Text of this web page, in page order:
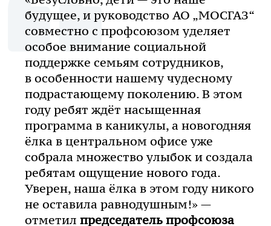
будущее, и руководство АО „МОСГАЗ“
совместно с профсоюзом уделяет
особое внимание социальной
поддержке семьям сотрудников,
в особенности нашему чудесному
подрастающему поколению. В этом
году ребят ждёт насыщенная
программа в каникулы, а новогодняя
ёлка в центральном офисе уже
собрала множество улыбок и создала
ребятам ощущение нового года.
Уверен, наша ёлка в этом году никого
не оставила равнодушным!» —
отметил председатель профсоюза